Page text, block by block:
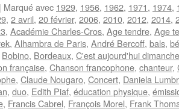
| Marqué avec 1929, 1956, 1962, 1971, 1974,
, 2 avril, 20 février, 2006, 2010, 2012, 2014,
, Académie Charles-Cros, Age tendre, Age
, Alhambra de Paris, André Bercoff, bals,
Bobino, Bordeaux, C'est aujourd'hui dimanche
française, Chanson francophone, chanteur,
, Claude Nougaro, Concert, Daniela
, duo, Edith Piaf, éducation physique,
, Francis Cabrel, François Morel, Frank